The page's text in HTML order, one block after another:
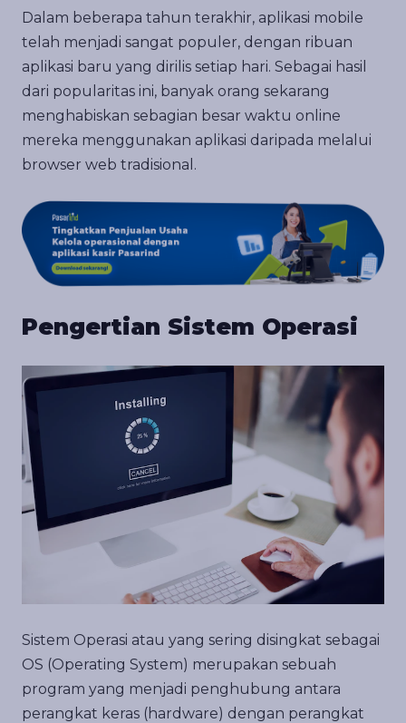
Dalam beberapa tahun terakhir, aplikasi mobile
telah menjadi sangat populer, dengan ribuan
aplikasi baru yang dirilis setiap hari. Sebagai hasil
dari popularitas ini, banyak orang sekarang
menghabiskan sebagian besar waktu online
mereka menggunakan aplikasi daripada melalui
browser web tradisional.
Pengertian Sistem Operasi
Sistem Operasi atau yang sering disingkat sebagai
OS (Operating System) merupakan sebuah
program yang menjadi penghubung antara
perangkat keras (hardware) dengan perangkat